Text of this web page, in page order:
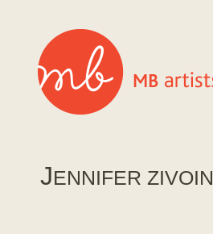
JENNIFER ZIVOIN